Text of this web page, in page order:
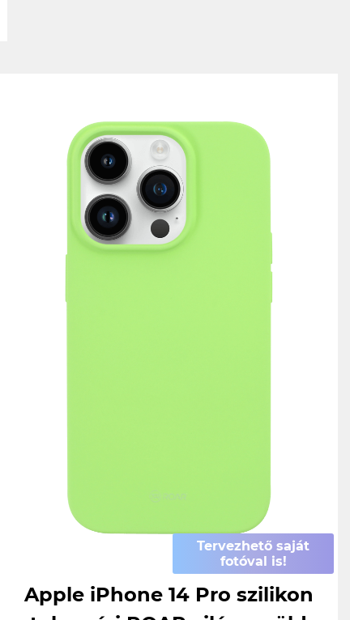
Tervezhető saját
fotóval is!
Apple iPhone 14 Pro szilikon